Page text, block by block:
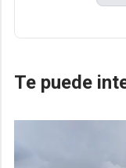
Te puede